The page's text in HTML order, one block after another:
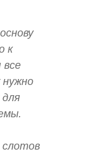
к
слотов